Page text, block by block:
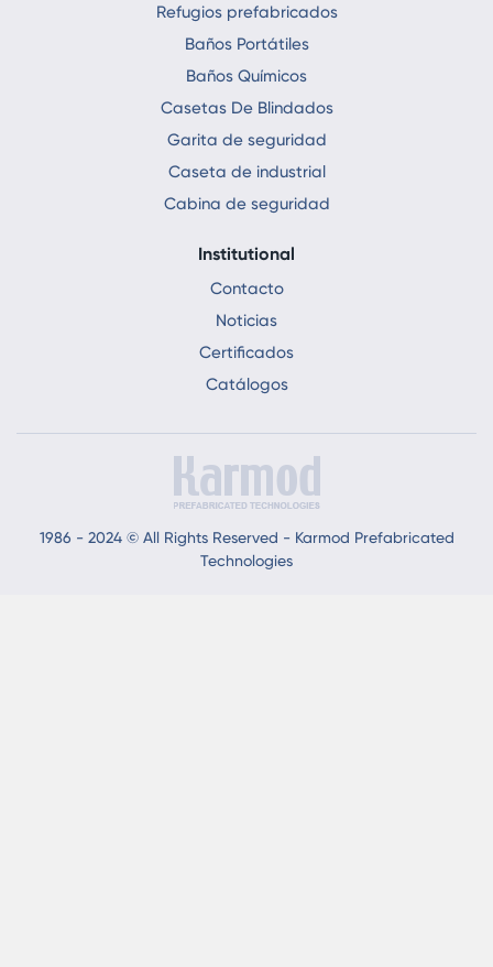
Refugios prefabricados
Baños Portátiles
Baños Químicos
Casetas De Blindados
Garita de seguridad
Caseta de industrial
Cabina de seguridad
Institutional
Contacto
Noticias
Certificados
Catálogos
1986 - 2024 © All Rights Reserved - Karmod Prefabricated
Technologies